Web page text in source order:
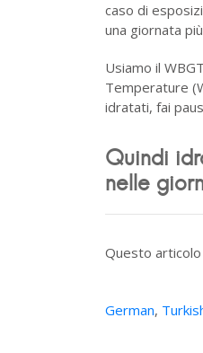
caso di
una giornata
Usiamo il
Temperature
idratati, fai
Quindi
nelle
Questo articolo
German,